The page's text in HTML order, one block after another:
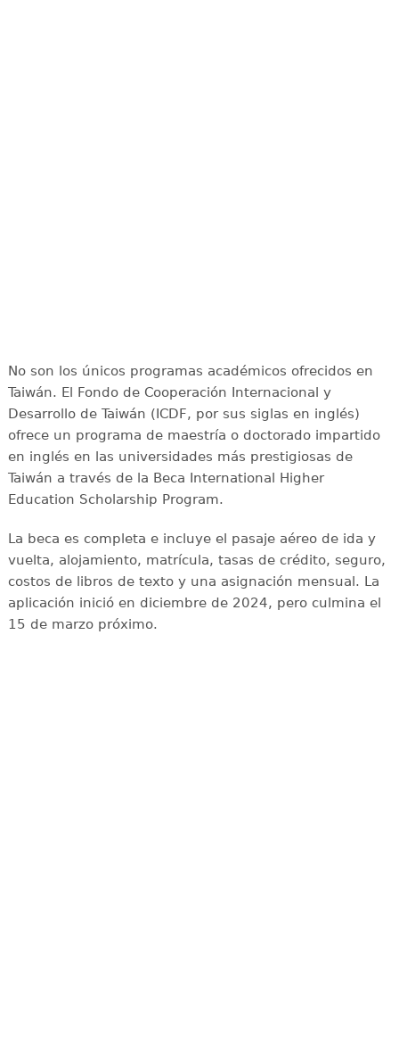
No son los únicos programas académicos ofrecidos en
Taiwán. El Fondo de Cooperación Internacional y
Desarrollo de Taiwán (ICDF, por sus siglas en inglés)
ofrece un programa de maestría o doctorado impartido
en inglés en las universidades más prestigiosas de
Taiwán a través de la Beca International Higher
Education Scholarship Program.
La beca es completa e incluye el pasaje aéreo de ida y
vuelta, alojamiento, matrícula, tasas de crédito, seguro,
costos de libros de texto y una asignación mensual. La
aplicación inició en diciembre de 2024, pero culmina el
15 de marzo próximo.